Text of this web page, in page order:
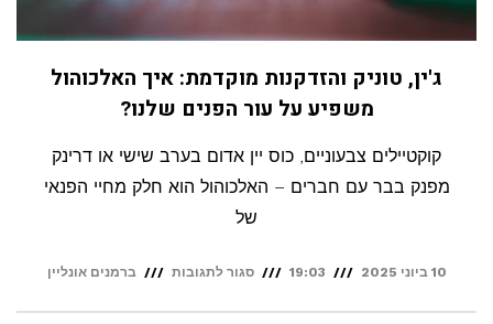
ג'ין, טוניק והזדקנות מוקדמת: איך האלכוהול
משפיע על עור הפנים שלנו?
קוקטיילים צבעוניים, כוס יין אדום בערב שישי או דרינק
מפנק בבר עם חברים – האלכוהול הוא חלק מחיי הפנאי
של
10 ביוני 2025 19:03 סגור לתגובות על ברמנים אונליין